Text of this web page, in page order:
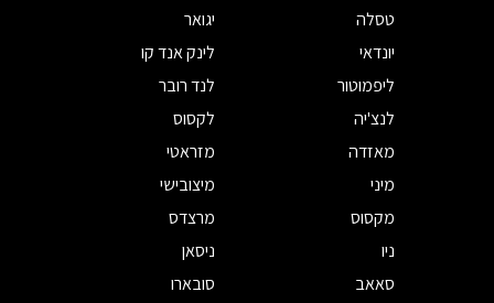
טסלה
יגואר
יונדאי
לינק אנד קו
ליפמוטור
לנד רובר
לנצ'יה
לקסוס
מאזדה
מזראטי
מיני
מיצובישי
מקסוס
מרצדס
ניו
ניסאן
סאאב
סובארו